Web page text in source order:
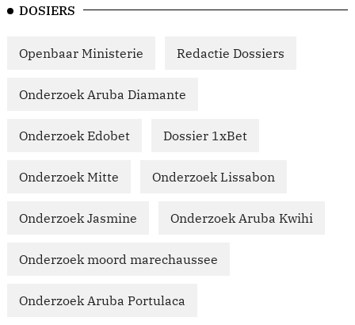
DOSIERS
Openbaar Ministerie Redactie Dossiers
Onderzoek Aruba Diamante
Onderzoek Edobet Dossier 1xBet
Onderzoek Mitte Onderzoek Lissabon
Onderzoek Jasmine Onderzoek Aruba Kwihi
Onderzoek moord marechaussee
Onderzoek Aruba Portulaca